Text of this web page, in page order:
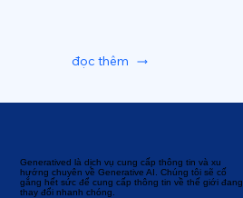
Generatived là dịch vụ cung cấp thông tin và xu
hướng chuyên về Generative AI. Chúng tôi sẽ cố
gắng hết sức để cung cấp thông tin về thế giới đang
thay đổi nhanh chóng.
đọc thêm